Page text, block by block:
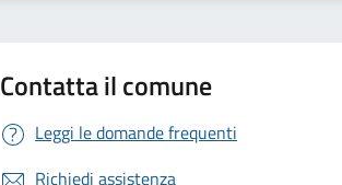
Contatta il comune
Leggi le domande frequenti
Richiedi assistenza